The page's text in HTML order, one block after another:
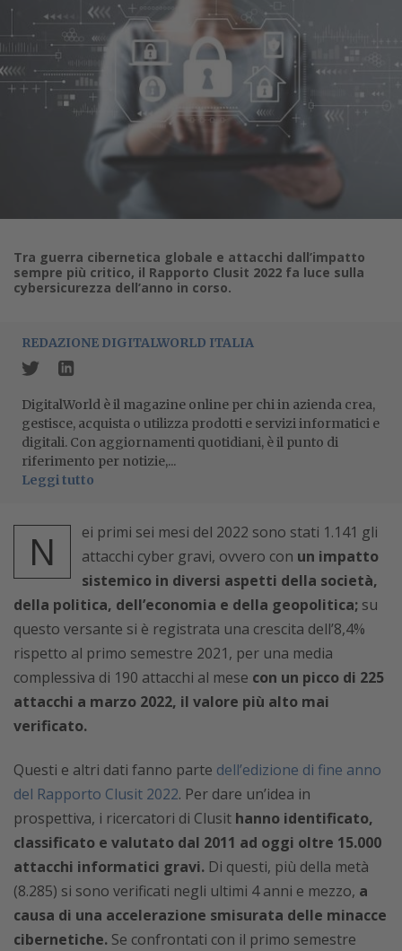
Tra guerra cibernetica globale e attacchi dall’impatto
sempre più critico, il Rapporto Clusit 2022 fa luce sulla
cybersicurezza dell’anno in corso.
REDAZIONE DIGITALWORLD ITALIA
DigitalWorld è il magazine online per chi in azienda crea,
gestisce, acquista o utilizza prodotti e servizi informatici e
digitali. Con aggiornamenti quotidiani, è il punto di
riferimento per notizie,...
Leggi tutto
N
ei primi sei mesi del 2022 sono stati 1.141 gli
attacchi cyber gravi, ovvero con un impatto
sistemico in diversi aspetti della società,
della politica, dell’economia e della geopolitica; su
questo versante si è registrata una crescita dell’8,4%
rispetto al primo semestre 2021, per una media
complessiva di 190 attacchi al mese con un picco di 225
attacchi a marzo 2022, il valore più alto mai
verificato.
Questi e altri dati fanno parte dell’edizione di fine anno
del Rapporto Clusit 2022. Per dare un’idea in
prospettiva, i ricercatori di Clusit hanno identificato,
classificato e valutato dal 2011 ad oggi oltre 15.000
attacchi informatici gravi. Di questi, più della metà
(8.285) si sono verificati negli ultimi 4 anni e mezzo, a
causa di una accelerazione smisurata delle minacce
cibernetiche. Se confrontati con il primo semestre